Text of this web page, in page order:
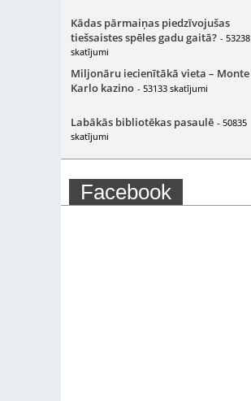
Kādas pārmaiņas piedzīvojušas
tiešsaistes spēles gadu gaitā? - 53238
skatījumi
Miljonāru iecienītākā vieta – Monte
Karlo kazino - 53133 skatījumi
Labākās bibliotēkas pasaulē - 50835
skatījumi
Facebook